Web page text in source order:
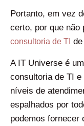
Portanto, em vez
certo, por que não
consultoria de TI
A IT Universe é
consultoria de TI e
níveis de
espalhados por
podemos fornecer